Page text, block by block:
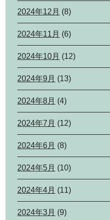
2024年12月 (8)
2024年11月 (6)
2024年10月 (12)
2024年9月 (13)
2024年8月 (4)
2024年7月 (12)
2024年6月 (8)
2024年5月 (10)
2024年4月 (11)
2024年3月 (9)